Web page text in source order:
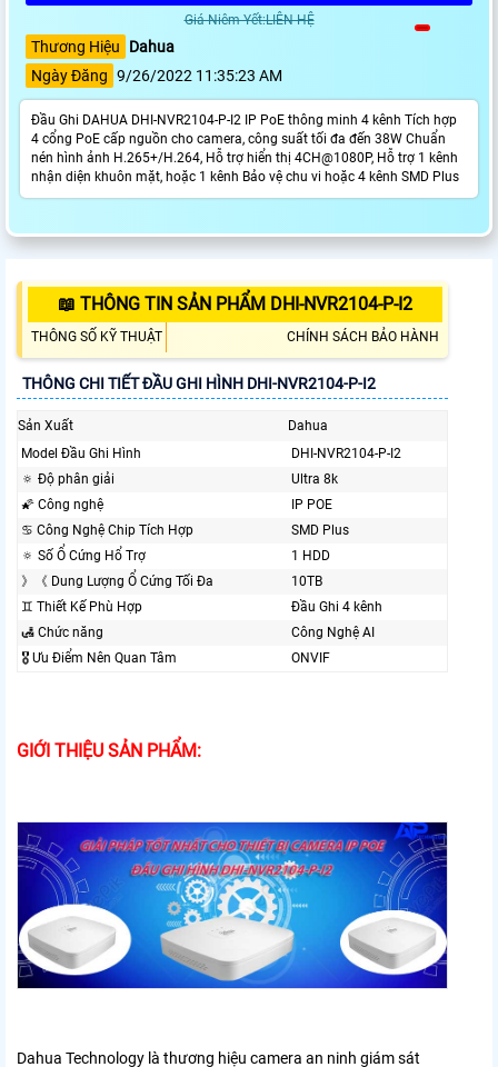
Giá Niêm Yết:LIÊN HỆ
Thương Hiệu
Dahua
Ngày Đăng 9/26/2022 11:35:23 AM
Đầu Ghi DAHUA DHI-NVR2104-P-I2 IP PoE thông minh 4 kênh Tích hợp
4 cổng PoE cấp nguồn cho camera, công suất tối đa đến 38W Chuẩn
nén hình ảnh H.265+/H.264, Hỗ trợ hiển thị 4CH@1080P, Hỗ trợ 1 kênh
nhận diện khuôn mặt, hoặc 1 kênh Bảo vệ chu vi hoặc 4 kênh SMD Plus
📖 THÔNG TIN SẢN PHẨM DHI-NVR2104-P-I2
THÔNG SỐ KỸ THUẬT CHÍNH SÁCH BẢO HÀNH
THÔNG CHI TIẾT ĐẦU GHI HÌNH DHI-NVR2104-P-I2
Sản Xuất
Dahua
Model Đầu Ghi Hình
DHI-NVR2104-P-I2
🔅 Độ phân giải
Ultra 8k
🌠 Công nghệ
IP POE
♋ Công Nghệ Chip Tích Hợp
SMD Plus
🔅 Số Ổ Cứng Hổ Trợ
1 HDD
》《 Dung Lượng Ổ Cứng Tối Đa
10TB
♊ Thiết Kế Phù Hợp
Đầu Ghi 4 kênh
🛃 Chức năng
Công Nghệ AI
🎖️ Ưu Điểm Nên Quan Tâm
ONVIF
GIỚI THIỆU SẢN PHẨM:
Dahua Technology là thương hiệu camera an ninh giám sát